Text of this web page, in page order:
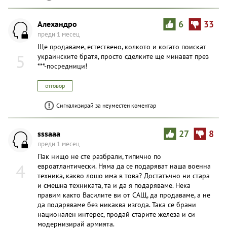
5
6 33
Алехандро
преди 1 месец
Ще продаваме, естествено, колкото и когато поискат
украинските братя, просто сделките ще минават през
***-посредници!
отговор
Сигнализирай за неуместен коментар
4
27 8
sssaaa
преди 1 месец
Пак нищо не сте разбрали, типично по
евроатлантически. Няма да се подаряват наша военна
техника, какво лошо има в това? Достатъчно ни стара
и смешна техниката, та и да я подаряваме. Нека
правим както Василите ви от САЩ, да продаваме, а не
да подаряваме без никаква изгода. Така се брани
национален интерес, продай старите железа и си
модернизирай армията.